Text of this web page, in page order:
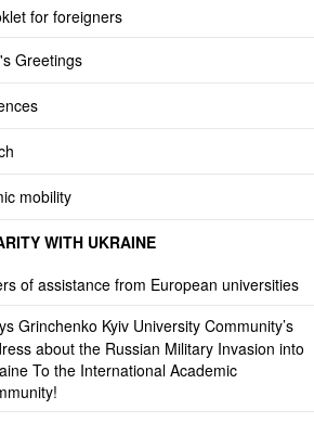
for foreigners
Greetings
mobility
WITH UKRAINE
of assistance from European universities
Grinchenko Kyiv University Community’s
about the Russian Military Invasion into
To the International Academic